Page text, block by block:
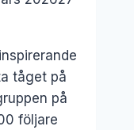
tåget på
på
följare